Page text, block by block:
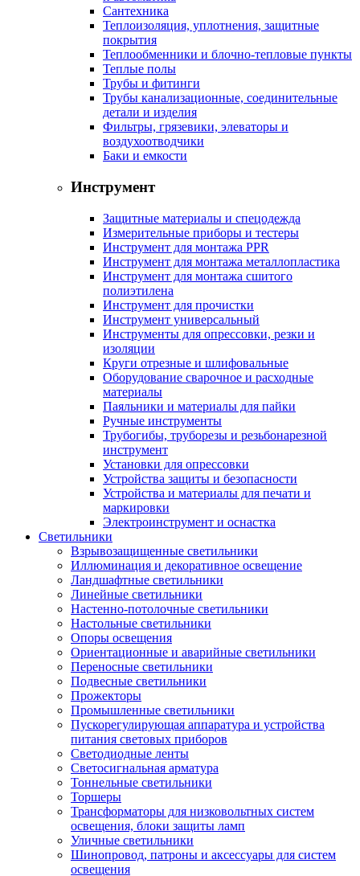
Сантехника
Теплоизоляция, уплотнения, защитные
покрытия
Теплообменники и блочно-тепловые пункты
Теплые полы
Трубы и фитинги
Трубы канализационные, соединительные
детали и изделия
Фильтры, грязевики, элеваторы и
воздухоотводчики
Баки и емкости
Инструмент
Защитные материалы и спецодежда
Измерительные приборы и тестеры
Инструмент для монтажа PPR
Инструмент для монтажа металлопластика
Инструмент для монтажа сшитого
полиэтилена
Инструмент для прочистки
Инструмент универсальный
Инструменты для опрессовки, резки и
изоляции
Круги отрезные и шлифовальные
Оборудование сварочное и расходные
материалы
Паяльники и материалы для пайки
Ручные инструменты
Трубогибы, труборезы и резьбонарезной
инструмент
Установки для опрессовки
Устройства защиты и безопасности
Устройства и материалы для печати и
маркировки
Электроинструмент и оснастка
Светильники
Взрывозащищенные светильники
Иллюминация и декоративное освещение
Ландшафтные светильники
Линейные светильники
Настенно-потолочные светильники
Настольные светильники
Опоры освещения
Ориентационные и аварийные светильники
Переносные светильники
Подвесные светильники
Прожекторы
Промышленные светильники
Пускорегулирующая аппаратура и устройства
питания световых приборов
Светодиодные ленты
Светосигнальная арматура
Тоннельные светильники
Торшеры
Трансформаторы для низковольтных систем
освещения, блоки защиты ламп
Уличные светильники
Шинопровод, патроны и аксессуары для систем
освещения